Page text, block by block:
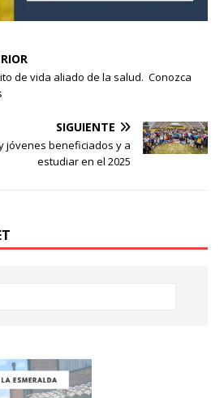
de vida aliado de la salud. Conozca
SIGUIENTE
jóvenes beneficiados y a
estudiar en el 2025